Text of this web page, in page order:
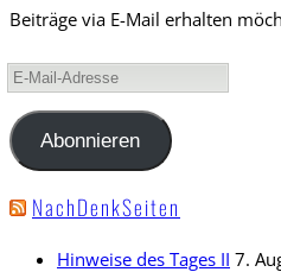
Beiträge via E-Mail erhalten
E-
Mail-
AdresseAbonnieren
NachDenkSeiten
Hinweise des Tages II 7.